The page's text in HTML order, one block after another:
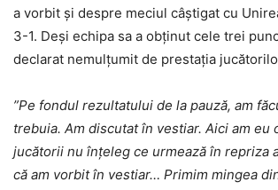
a vorbit și despre meciul câștigat cu
3-1. Deși echipa sa a obținut cele trei
declarat nemulțumit de prestația
”Pe fondul rezultatului de la pauză, am
trebuia. Am discutat în vestiar. Aici am eu
jucătorii nu înțeleg ce urmează în repriza
că am vorbit în vestiar… Primim mingea